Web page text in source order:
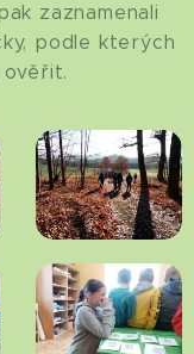
zaznamenali
podle kterých